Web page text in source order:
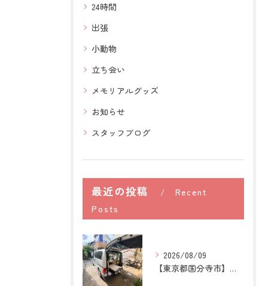
24時間
出張
小動物
立ち会い
メモリアルグッズ
お知らせ
スタッフブログ
最近の投稿
Recent
Posts
2026/08/09
【東京都国分寺市】猫の訪問ペット火葬｜煙や遺骨への不安を残さ...